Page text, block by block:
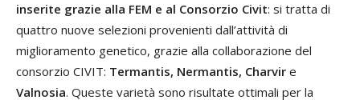
inserite grazie alla FEM e al Consorzio Civit: si tratta di
quattro nuove selezioni provenienti dall’attività di
miglioramento genetico, grazie alla collaborazione del
consorzio CIVIT: Termantis, Nermantis, Charvir e
Valnosia. Queste varietà sono risultate ottimali per la